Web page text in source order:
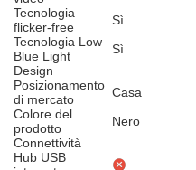
Tecnologia
flicker-free
Sì
Tecnologia Low
Blue Light
Sì
Design
Posizionamento
di mercato
Casa
Colore del
prodotto
Nero
Connettività
Hub USB